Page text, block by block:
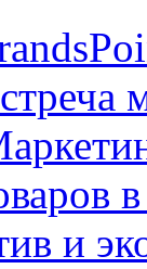
и